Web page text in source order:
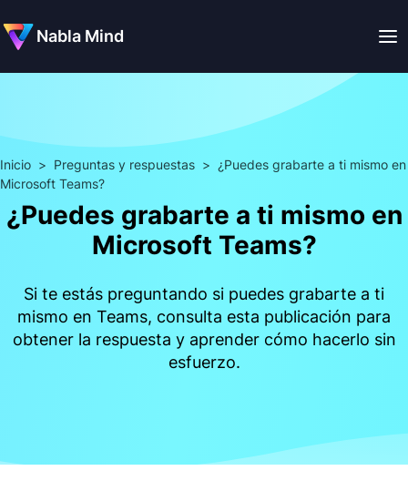
Nabla Mind
Inicio > Preguntas y respuestas > ¿Puedes grabarte a ti mismo en
Microsoft Teams?
¿Puedes grabarte a ti mismo en
Microsoft Teams?
Si te estás preguntando si puedes grabarte a ti
mismo en Teams, consulta esta publicación para
obtener la respuesta y aprender cómo hacerlo sin
esfuerzo.